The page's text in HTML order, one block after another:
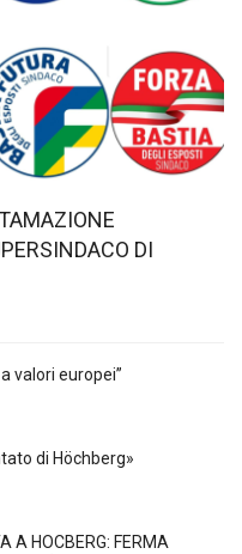
DI
valori europei”
di Höchberg»
A HÖCBERG: FERMA